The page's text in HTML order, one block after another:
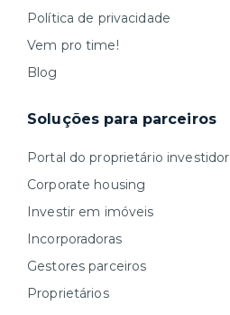
Política de privacidade
Vem pro time!
Blog
Soluções para parceiros
Portal do proprietário investidor
Corporate housing
Investir em imóveis
Incorporadoras
Gestores parceiros
Proprietários